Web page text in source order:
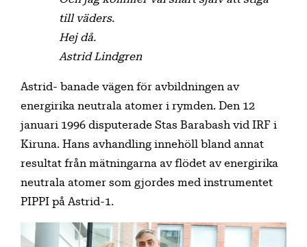
till väders.
Hej då.
Astrid Lindgren
Astrid- banade vägen för avbildningen av
energirika neutrala atomer i rymden. Den 12
januari 1996 disputerade Stas Barabash vid IRF i
Kiruna. Hans avhandling innehöll bland annat
resultat från mätningarna av flödet av energirika
neutrala atomer som gjordes med instrumentet
PIPPI på Astrid-1.